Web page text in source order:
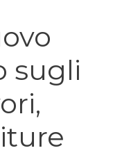
sugli